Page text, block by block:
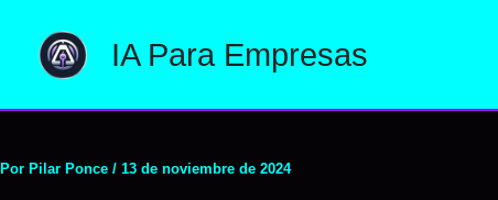
contenido
IA Para Empresas
Por Pilar Ponce / 13 de noviembre de 2024